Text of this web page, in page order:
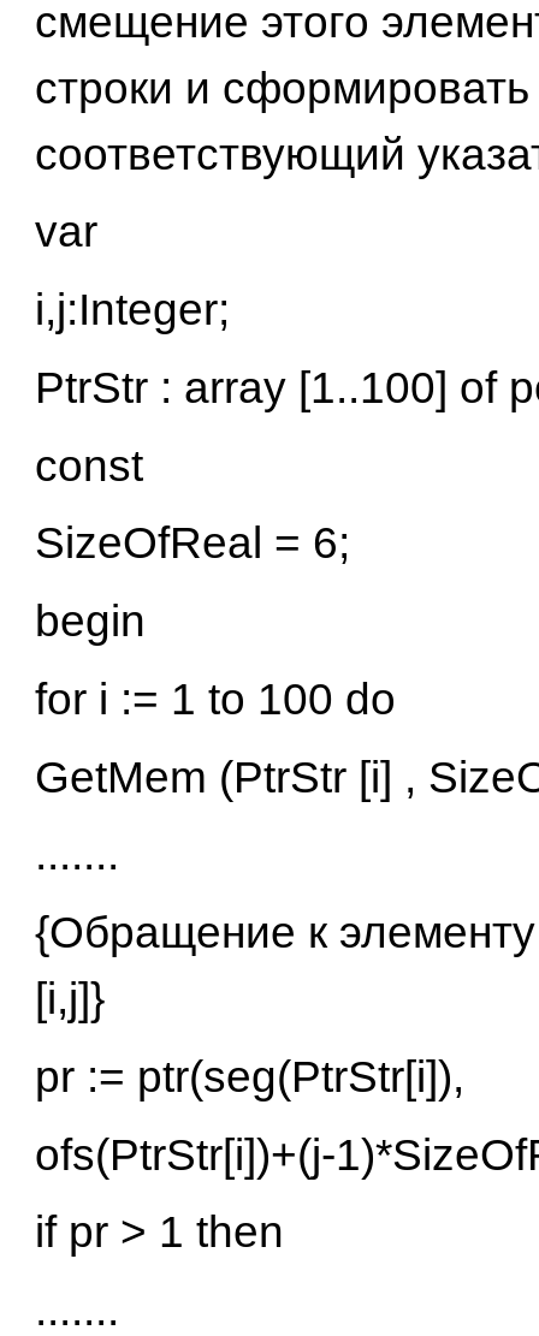
смещение этого
строки и сформировать
соответствующий
var
i,j:Integer;
PtrStr : array [1..100] of
const
SizeOfReal = 6;
begin
for i := 1 to 100 do
GetMem (PtrStr [i] ,
.......
{Обращение к
[i,j]}
pr := ptr(seg(PtrStr[i]),
ofs(PtrStr[i])+(j-
if рr > 1 then
.......